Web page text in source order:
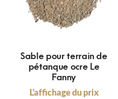
Sable pour terrain de
pétanque ocre Le
Fanny
L'affichage du prix